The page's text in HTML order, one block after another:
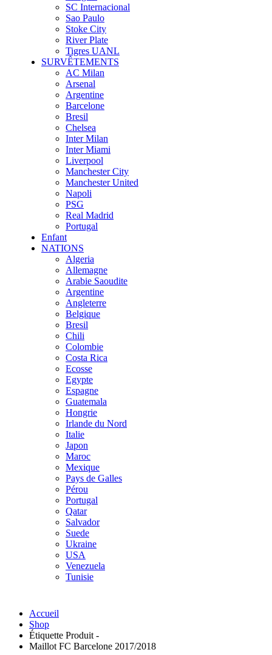
SC Internacional
Sao Paulo
Stoke City
River Plate
Tigres UANL
SURVÊTEMENTS
AC Milan
Arsenal
Argentine
Barcelone
Bresil
Chelsea
Inter Milan
Inter Miami
Liverpool
Manchester City
Manchester United
Napoli
PSG
Real Madrid
Portugal
Enfant
NATIONS
Algeria
Allemagne
Arabie Saoudite
Argentine
Angleterre
Belgique
Bresil
Chili
Colombie
Costa Rica
Ecosse
Egypte
Espagne
Guatemala
Hongrie
Irlande du Nord
Italie
Japon
Maroc
Mexique
Pays de Galles
Pérou
Portugal
Qatar
Salvador
Suede
Ukraine
USA
Venezuela
Tunisie
Accueil
Shop
Étiquette Produit -
Maillot FC Barcelone 2017/2018